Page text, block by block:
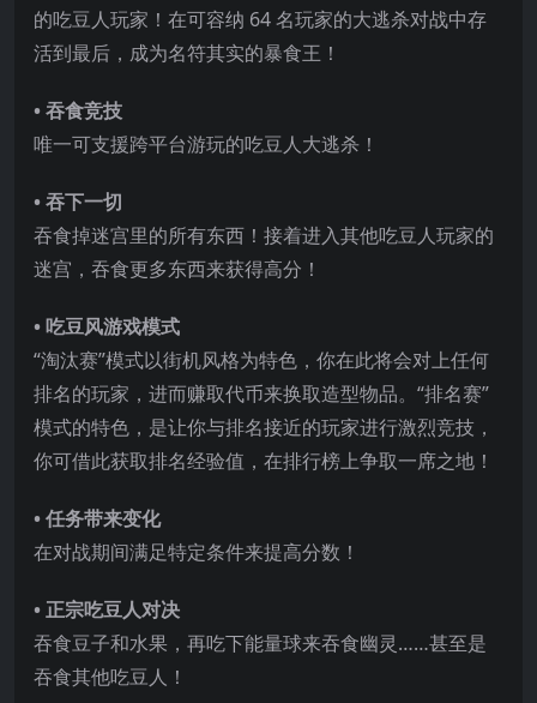
的吃豆人玩家！在可容纳 64 名玩家的大逃杀对战中存
活到最后，成为名符其实的暴食王！
• 吞食竞技
唯一可支援跨平台游玩的吃豆人大逃杀！
• 吞下一切
吞食掉迷宫里的所有东西！接着进入其他吃豆人玩家的
迷宫，吞食更多东西来获得高分！
• 吃豆风游戏模式
“淘汰赛”模式以街机风格为特色，你在此将会对上任何
排名的玩家，进而赚取代币来换取造型物品。“排名赛”
模式的特色，是让你与排名接近的玩家进行激烈竞技，
你可借此获取排名经验值，在排行榜上争取一席之地！
• 任务带来变化
在对战期间满足特定条件来提高分数！
• 正宗吃豆人对决
吞食豆子和水果，再吃下能量球来吞食幽灵……甚至是
吞食其他吃豆人！